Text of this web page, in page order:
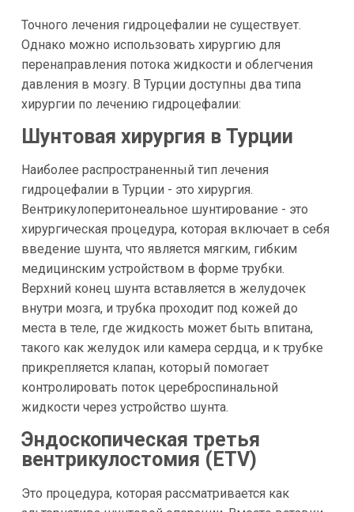
Точного лечения гидроцефалии не существует.
Однако можно использовать хирургию для
перенаправления потока жидкости и облегчения
давления в мозгу. В Турции доступны два типа
хирургии по лечению гидроцефалии:
Шунтовая хирургия в Турции
Наиболее распространенный тип лечения
гидроцефалии в Турции - это хирургия.
Вентрикулоперитонеальное шунтирование - это
хирургическая процедура, которая включает в себя
введение шунта, что является мягким, гибким
медицинским устройством в форме трубки.
Верхний конец шунта вставляется в желудочек
внутри мозга, и трубка проходит под кожей до
места в теле, где жидкость может быть впитана,
такого как желудок или камера сердца, и к трубке
прикрепляется клапан, который помогает
контролировать поток цереброспинальной
жидкости через устройство шунта.
Эндоскопическая третья
вентрикулостомия (ETV)
Это процедура, которая рассматривается как